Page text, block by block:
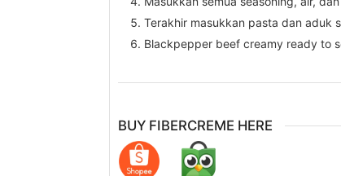
Terakhir masukkan pasta dan aduk
Blackpepper beef creamy ready to
BUY FIBERCREME HERE